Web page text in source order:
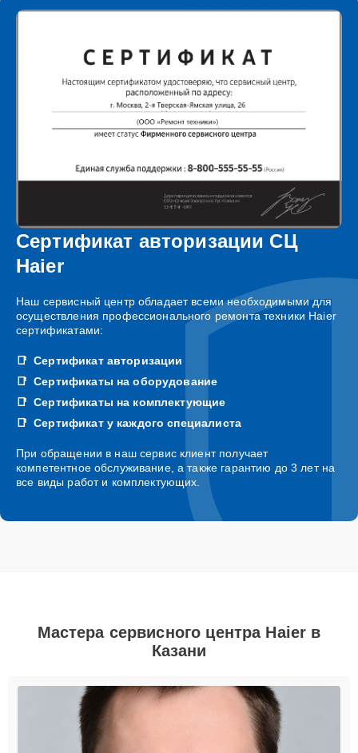
Сертификат авторизации СЦ
Haier
Наш сервисный центр обладает всеми необходимыми для
осуществления профессионального ремонта техники Haier
сертификатами:
Сертификат авторизации
Сертификаты на оборудование
Сертификаты на комплектующие
Сертификат у каждого специалиста
При обращении в наш сервис клиент получает
компетентное обслуживание, а также гарантию до 3 лет на
все виды работ и комплектующих.
Мастера сервисного центра Haier в
Казани